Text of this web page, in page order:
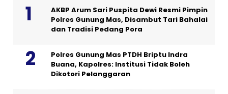
AKBP Arum Sari Puspita Dewi Resmi Pimpin
Polres Gunung Mas, Disambut Tari Bahalai
dan Tradisi Pedang Pora
Polres Gunung Mas PTDH Briptu Indra
Buana, Kapolres: Institusi Tidak Boleh
Dikotori Pelanggaran